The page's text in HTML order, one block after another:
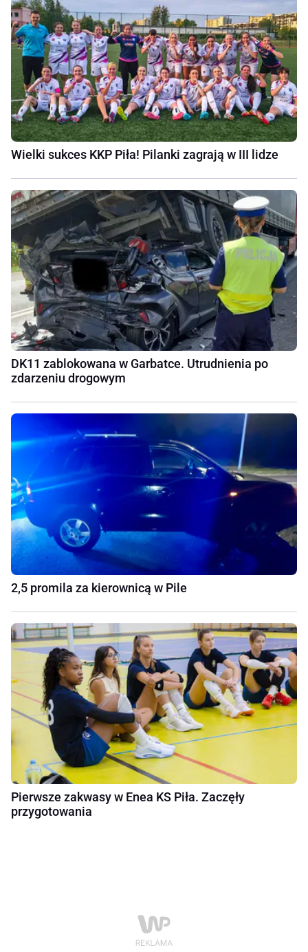
Wielki sukces KKP Piła! Pilanki zagrają w III lidze
DK11 zablokowana w Garbatce. Utrudnienia po
zdarzeniu drogowym
2,5 promila za kierownicą w Pile
Pierwsze zakwasy w Enea KS Piła. Zaczęły
przygotowania